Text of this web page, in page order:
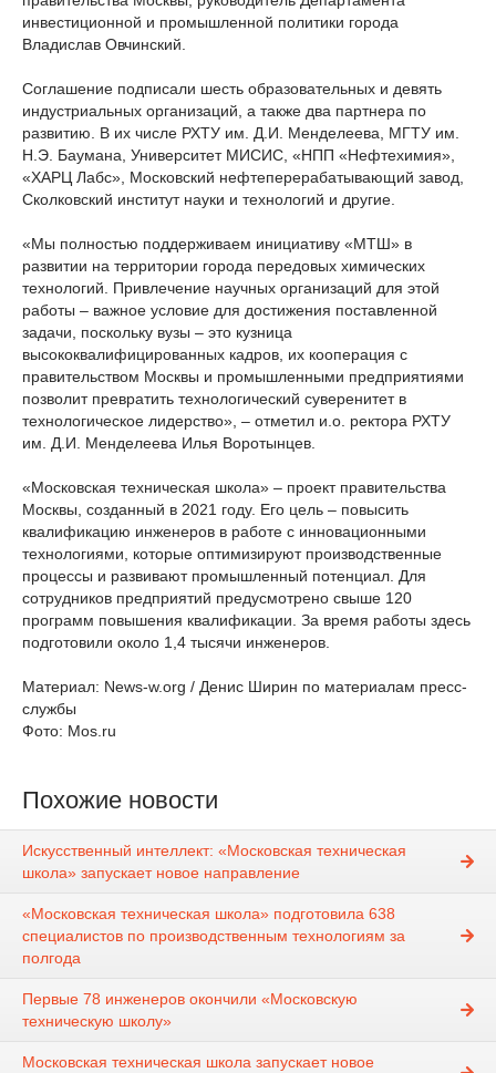
инвестиционной и промышленной политики города
Владислав Овчинский.
Соглашение подписали шесть образовательных и девять
индустриальных организаций, а также два партнера по
развитию. В их числе РХТУ им. Д.И. Менделеева, МГТУ им.
Н.Э. Баумана, Университет МИСИС, «НПП «Нефтехимия»,
«ХАРЦ Лабс», Московский нефтеперерабатывающий завод,
Сколковский институт науки и технологий и другие.
«Мы полностью поддерживаем инициативу «МТШ» в
развитии на территории города передовых химических
технологий. Привлечение научных организаций для этой
работы – важное условие для достижения поставленной
задачи, поскольку вузы – это кузница
высококвалифицированных кадров, их кооперация с
правительством Москвы и промышленными предприятиями
позволит превратить технологический суверенитет в
технологическое лидерство», – отметил и.о. ректора РХТУ
им. Д.И. Менделеева Илья Воротынцев.
«Московская техническая школа» – проект правительства
Москвы, созданный в 2021 году. Его цель – повысить
квалификацию инженеров в работе с инновационными
технологиями, которые оптимизируют производственные
процессы и развивают промышленный потенциал. Для
сотрудников предприятий предусмотрено свыше 120
программ повышения квалификации. За время работы здесь
подготовили около 1,4 тысячи инженеров.
Материал: News-w.org / Денис Ширин по материалам пресс-
службы
Фото: Mos.ru
Похожие новости
Искусственный интеллект: «Московская техническая
школа» запускает новое направление
«Московская техническая школа» подготовила 638
специалистов по производственным технологиям за
полгода
Первые 78 инженеров окончили «Московскую
техническую школу»
Московская техническая школа запускает новое